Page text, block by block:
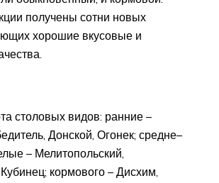
получены сотни новых
хорошие вкусовые и
столовых видов: ранние –
Донской, Огонек; средне–
– Мелитопольский,
кормового – Дисхим,